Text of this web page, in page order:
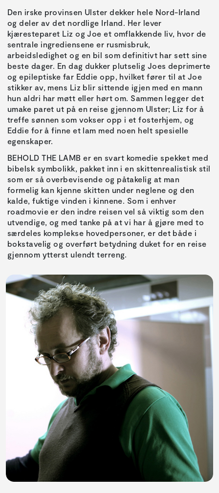
Den irske provinsen Ulster dekker hele Nord-Irland
og deler av det nordlige Irland. Her lever
kjæresteparet Liz og Joe et omflakkende liv, hvor de
sentrale ingrediensene er rusmisbruk,
arbeidsledighet og en bil som definitivt har sett sine
beste dager. En dag dukker plutselig Joes deprimerte
og epileptiske far Eddie opp, hvilket fører til at Joe
stikker av, mens Liz blir sittende igjen med en mann
hun aldri har møtt eller hørt om. Sammen legger det
umake paret ut på en reise gjennom Ulster; Liz for å
treffe sønnen som vokser opp i et fosterhjem, og
Eddie for å finne et lam med noen helt spesielle
egenskaper.
BEHOLD THE LAMB er en svart komedie spekket med
bibelsk symbolikk, pakket inn i en skittenrealistisk stil
som er så overbevisende og påtakelig at man
formelig kan kjenne skitten under neglene og den
kalde, fuktige vinden i kinnene. Som i enhver
roadmovie er den indre reisen vel så viktig som den
utvendige, og med tanke på at vi har å gjøre med to
særdeles komplekse hovedpersoner, er det både i
bokstavelig og overført betydning duket for en reise
gjennom ytterst ulendt terreng.